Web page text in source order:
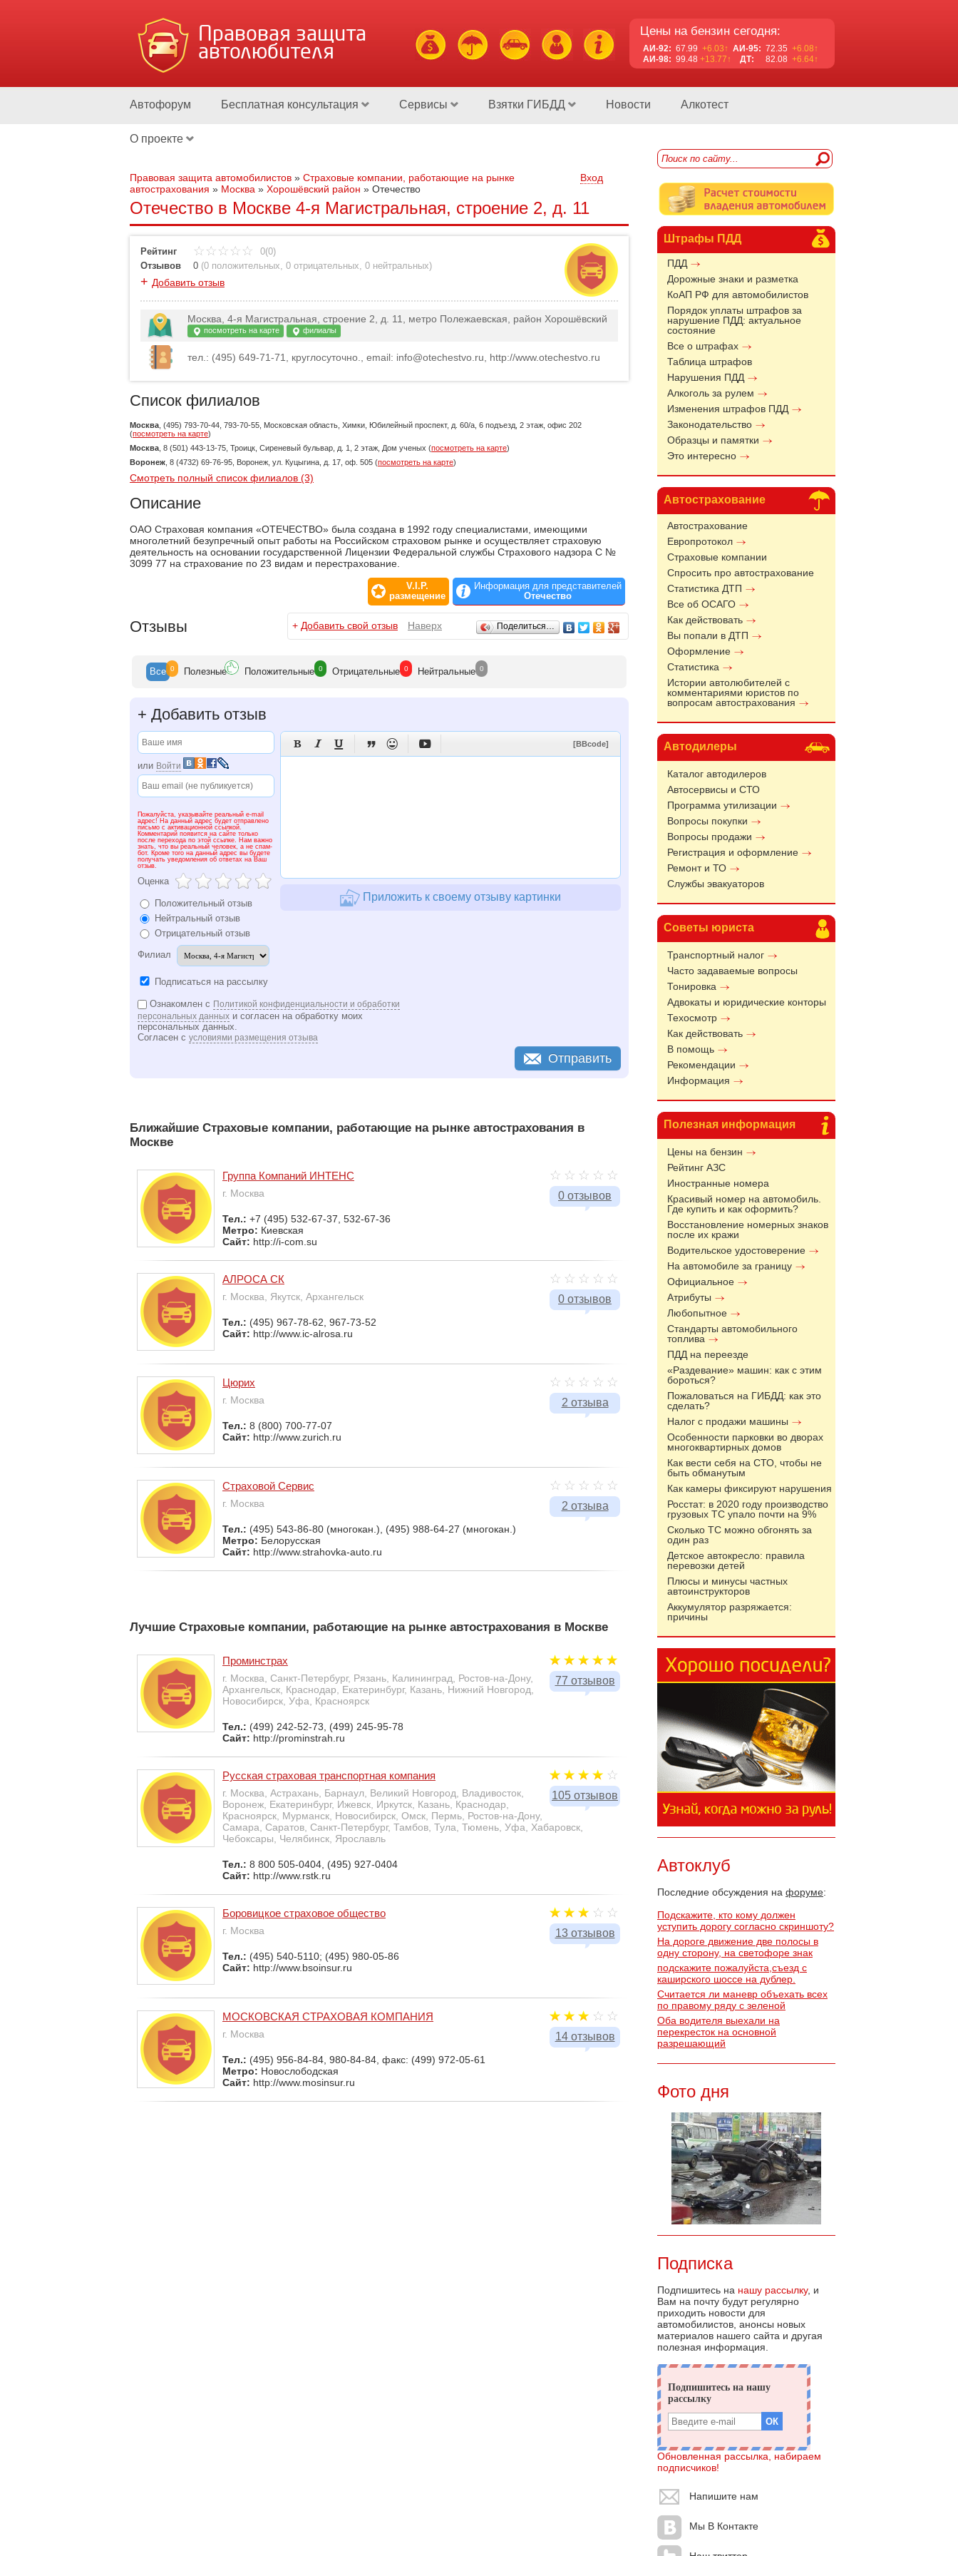
Правовая защита
автолюбителя
Цены на бензин сегодня:
АИ-92: 67.99 +6.03↑ АИ-95: 72.35 +6.08↑
АИ-98: 99.48 +13.77↑ ДТ: 82.08 +6.64↑
Автофорум Бесплатная консультация Сервисы Взятки ГИБДД Новости Алкотест
О проекте
Штрафы ПДД
ПДД
Дорожные знаки и разметка
КоАП РФ для автомобилистов
Порядок уплаты штрафов за
нарушение ПДД: актуальное
состояние
Все о штрафах
Таблица штрафов
Нарушения ПДД
Алкоголь за рулем
Изменения штрафов ПДД
Законодательство
Образцы и памятки
Это интересно
Автострахование
Автострахование
Европротокол
Страховые компании
Спросить про автострахование
Статистика ДТП
Все об ОСАГО
Как действовать
Вы попали в ДТП
Оформление
Статистика
Истории автолюбителей с
комментариями юристов по
вопросам автострахования
Автодилеры
Каталог автодилеров
Автосервисы и СТО
Программа утилизации
Вопросы покупки
Вопросы продажи
Регистрация и оформление
Ремонт и ТО
Службы эвакуаторов
Советы юриста
Транспортный налог
Часто задаваемые вопросы
Тонировка
Адвокаты и юридические конторы
Техосмотр
Как действовать
В помощь
Рекомендации
Информация
Полезная информация
Цены на бензин
Рейтинг АЗС
Иностранные номера
Красивый номер на автомобиль.
Где купить и как оформить?
Восстановление номерных знаков
после их кражи
Водительское удостоверение
На автомобиле за границу
Официальное
Атрибуты
Любопытное
Стандарты автомобильного
топлива
ПДД на переезде
«Раздевание» машин: как с этим
бороться?
Пожаловаться на ГИБДД: как это
сделать?
Налог с продажи машины
Особенности парковки во дворах
многоквартирных домов
Как вести себя на СТО, чтобы не
быть обманутым
Как камеры фиксируют нарушения
Росстат: в 2020 году производство
грузовых ТС упало почти на 9%
Сколько ТС можно обгонять за
один раз
Детское автокресло: правила
перевозки детей
Плюсы и минусы частных
автоинструкторов
Аккумулятор разряжается:
причины
Автоклуб
Последние обсуждения на форуме:
Подскажите, кто кому должен
уступить дорогу согласно скриншоту?
На дороге движение две полосы в
одну сторону, на светофоре знак
подскажите пожалуйста,съезд с
каширского шоссе на дублер.
Считается ли маневр объехать всех
по правому ряду с зеленой
Оба водителя выехали на
перекресток на основной
разрешающий
Фото дня
Подписка
Подпишитесь на нашу рассылку, и
Вам на почту будут регулярно
приходить новости для
автомобилистов, анонсы новых
материалов нашего сайта и другая
полезная информация.
Обновленная рассылка, набираем
подписчиков!
Напишите нам
Мы В Контакте
Правовая защита автомобилистов » Страховые компании, работающие на рынке
автострахования » Москва » Хорошёвский район » Отечество
Вход
Отечество в Москве 4-я Магистральная, строение 2, д. 11
Рейтинг
0(0)
Отзывов
0 (0 положительных, 0 отрицательных, 0 нейтральных)
+ Добавить отзыв
Москва, 4-я Магистральная, строение 2, д. 11, метро Полежаевская, район Хорошёвский
посмотреть на карте филиалы
тел.: (495) 649-71-71, круглосуточно., email: info@otechestvo.ru, http://www.otechestvo.ru
Список филиалов
Москва , (495) 793-70-44, 793-70-55, Московская область, Химки, Юбилейный проспект, д. 60/a, 6 подъезд, 2 этаж, офис 202
(посмотреть на карте)
Москва , 8 (501) 443-13-75, Троицк, Сиреневый бульвар, д. 1, 2 этаж, Дом ученых (посмотреть на карте)
Воронеж , 8 (4732) 69-76-95, Воронеж, ул. Куцыгина, д. 17, оф. 505 (посмотреть на карте)
Смотреть полный список филиалов (3)
Описание
ОАО Страховая компания «ОТЕЧЕСТВО» была создана в 1992 году специалистами, имеющими
многолетний безупречный опыт работы на Российском страховом рынке и осуществляет страховую
деятельность на основании государственной Лицензии Федеральной службы Страхового надзора С №
3099 77 на страхование по 23 видам и перестрахование.
V.I.P.
размещение
Информация для представителей
Отечество
Отзывы + Добавить свой отзыв Наверх Поделиться…
Все 0 Полезные Положительные 0 Отрицательные 0 Нейтральные 0
+ Добавить отзыв
или Войти
Пожалуйста, указывайте реальный e-mail
адрес! На данный адрес будет отправлено
письмо с активационной ссылкой.
Комментарий появится на сайте только
после перехода по этой ссылке. Нам важно
знать, что вы реальный человек, а не спам-
бот. Кроме того на данный адрес вы будете
получать уведомления об ответах на Ваш
отзыв.
Оценка
Положительный отзыв
Нейтральный отзыв
Отрицательный отзыв
Филиал
Подписаться на рассылку
      [BBcode]
Приложить к своему отзыву картинки
Ознакомлен с Политикой конфиденциальности и обработки
персональных данных и согласен на обработку моих
персональных данных.
Согласен с условиями размещения отзыва
Отправить
Ближайшие Страховые компании, работающие на рынке автострахования в
Москве
0 отзывов
Группа Компаний ИНТЕНС
г. Москва
Тел.: +7 (495) 532-67-37, 532-67-36
Метро: Киевская
Сайт: http://i-com.su
0 отзывов
АЛРОСА СК
г. Москва, Якутск, Архангельск
Тел.: (495) 967-78-62, 967-73-52
Сайт: http://www.ic-alrosa.ru
2 отзыва
Цюрих
г. Москва
Тел.: 8 (800) 700-77-07
Сайт: http://www.zurich.ru
2 отзыва
Страховой Сервис
г. Москва
Тел.: (495) 543-86-80 (многокан.), (495) 988-64-27 (многокан.)
Метро: Белорусская
Сайт: http://www.strahovka-auto.ru
Лучшие Страховые компании, работающие на рынке автострахования в Москве
77 отзывов
Проминстрах
г. Москва, Санкт-Петербург, Рязань, Калининград, Ростов-на-Дону,
Архангельск, Краснодар, Екатеринбург, Казань, Нижний Новгород,
Новосибирск, Уфа, Красноярск
Тел.: (499) 242-52-73, (499) 245-95-78
Сайт: http://prominstrah.ru
105 отзывов
Русская страховая транспортная компания
г. Москва, Астрахань, Барнаул, Великий Новгород, Владивосток,
Воронеж, Екатеринбург, Ижевск, Иркутск, Казань, Краснодар,
Красноярск, Мурманск, Новосибирск, Омск, Пермь, Ростов-на-Дону,
Самара, Саратов, Санкт-Петербург, Тамбов, Тула, Тюмень, Уфа, Хабаровск,
Чебоксары, Челябинск, Ярославль
Тел.: 8 800 505-0404, (495) 927-0404
Сайт: http://www.rstk.ru
13 отзывов
Боровицкое страховое общество
г. Москва
Тел.: (495) 540-5110; (495) 980-05-86
Сайт: http://www.bsoinsur.ru
14 отзывов
МОСКОВСКАЯ СТРАХОВАЯ КОМПАНИЯ
г. Москва
Тел.: (495) 956-84-84, 980-84-84, факс: (499) 972-05-61
Метро: Новослободская
Сайт: http://www.mosinsur.ru